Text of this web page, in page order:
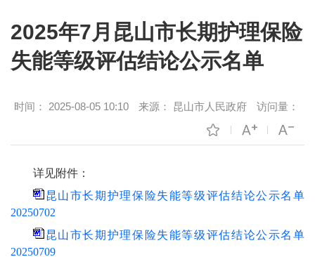
2025年7月昆山市长期护理保险
失能等级评估结论公示名单
时间： 2025-08-05 10:10 来源： 昆山市人民政府 访问量：
详见附件：
昆山市长期护理保险失能等级评估结论公示名单
20250702
昆山市长期护理保险失能等级评估结论公示名单
20250709